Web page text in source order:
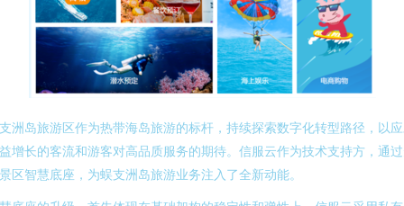
洲岛旅游区作为热带海岛旅游的标杆，持续探索数字化转型路径，以
增长的客流和游客对高品质服务的期待。信服云作为技术支持方，通
区智慧底座，为蜈支洲岛旅游业务注入了全新动能。